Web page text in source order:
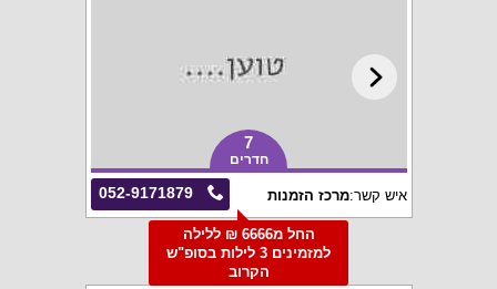
7
חדרים
052-9171879 איש קשר:מרכז הזמנות
החל מ6666 ₪ ללילה
למזמינים 3 לילות בסופ"ש
הקרוב